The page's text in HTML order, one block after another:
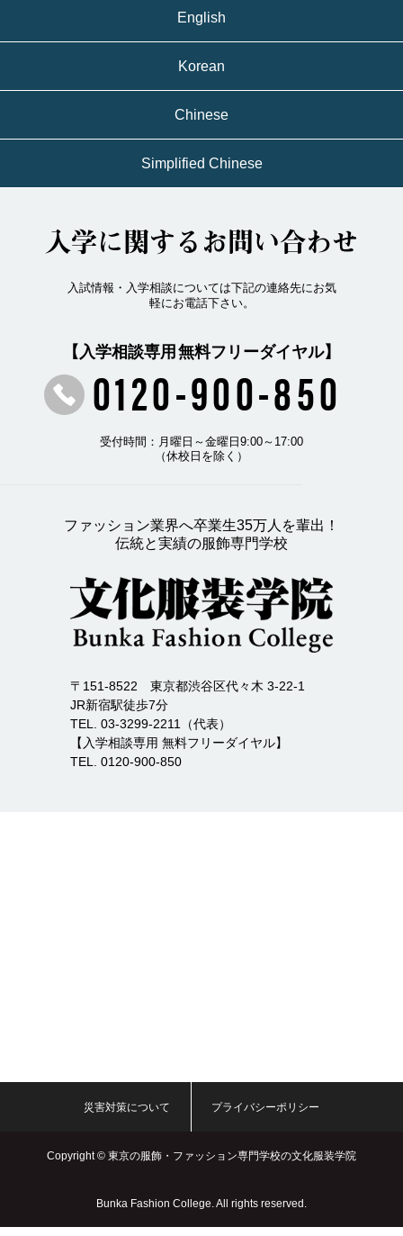
English
Korean
Chinese
Simplified Chinese
入学に関するお問い合わせ
入試情報・入学相談については下記の連絡先にお気
軽にお電話下さい。
0120-900-850
【入学相談専用 無料フリーダイヤル】
受付時間：月曜日～金曜日9:00～17:00
（休校日を除く）
ファッション業界へ卒業生35万人を輩出！
伝統と実績の服飾専門学校
〒151-8522 東京都渋谷区代々木 3-22-1
JR新宿駅徒歩7分
TEL. 03-3299-2211（代表）
【入学相談専用 無料フリーダイヤル】
TEL. 0120-900-850
Copyright © 東京の服飾・ファッション専門学校の文化服装学院
Bunka Fashion College. All rights reserved.
災害対策について プライバシーポリシー